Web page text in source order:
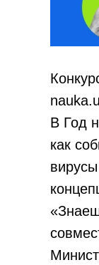
В Год
как